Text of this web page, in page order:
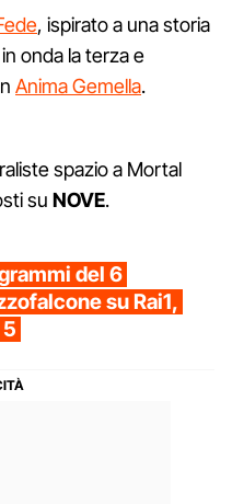
, ispirato a una storia
onda la terza e
Anima Gemella.
spazio a Mortal
su NOVE.
del 6
su Rai1,